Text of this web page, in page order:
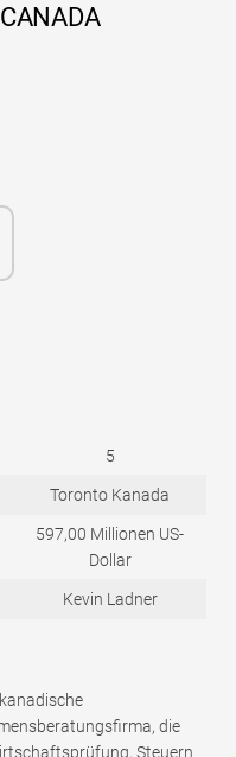
5
Toronto Kanada
597,00 Millionen US-
Dollar
Kevin Ladner
die
Steuern